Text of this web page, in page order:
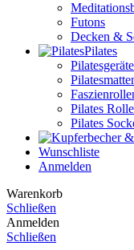
Futons
Decken &
Pilates
Pilatesgeräte
Pilates
Pilates
Wunschliste
Anmelden
Warenkorb
Schließen
Anmelden
Schließen